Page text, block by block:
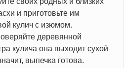
и приготовьте им
кулич с изюмом.
деревянной
кулича она выходит сухой
выпечка готова.